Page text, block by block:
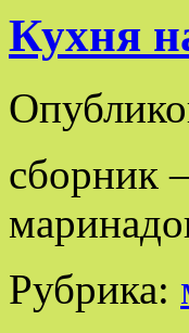
Кухня
сборник
Рубрика: